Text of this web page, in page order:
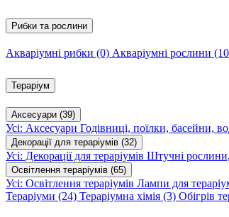
Рибки та рослини
Акваріумні рибки (0) Акваріумні рослини
Тераріум
Аксесуари (39)
Усі: Аксесуари Годівниці, поїлки, басейни,
Декорації для тераріумів (32)
Усі: Декорації для тераріумів Штучні рослини,
Освітлення тераріумів (65)
Усі: Освітлення тераріумів Лампи для
Тераріуми (24) Тераріумна хімія (3) Обігрів